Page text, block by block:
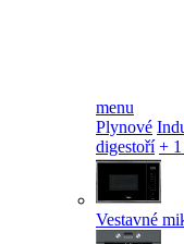
menu
Plynové
digestoří +
Vestavné